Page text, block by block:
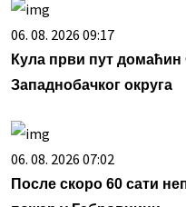
06. 08. 2026 09:17
Кула први пут
Западнобачког округа
06. 08. 2026 07:02
После скоро 60 сати